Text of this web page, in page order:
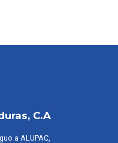
C.A
a ALUPAC,